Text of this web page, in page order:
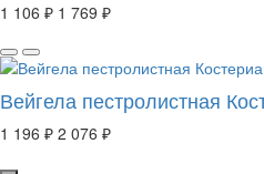
1 106 ₽ 1 769 ₽
Вейгела пестролистная
1 196 ₽ 2 076 ₽